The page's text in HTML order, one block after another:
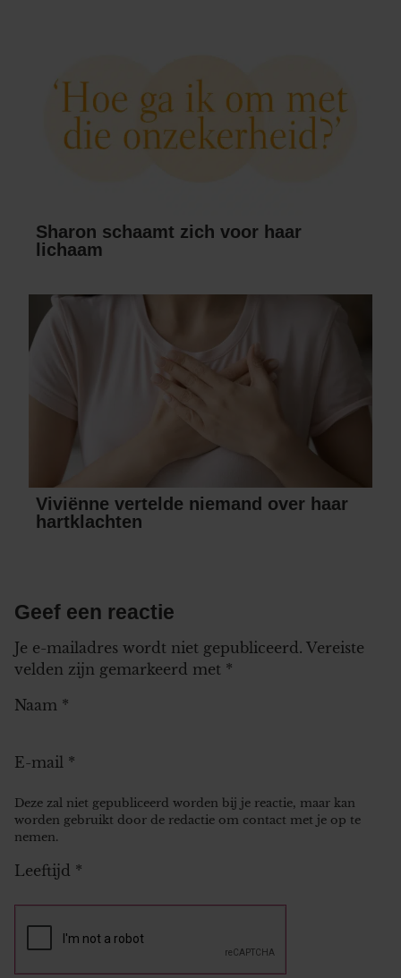
Sharon schaamt zich voor haar
lichaam
Viviënne vertelde niemand over haar
hartklachten
Geef een reactie
Je e-mailadres wordt niet gepubliceerd. Vereiste
velden zijn gemarkeerd met *
Naam *
E-mail *
Deze zal niet gepubliceerd worden bij je reactie, maar kan
worden gebruikt door de redactie om contact met je op te
nemen.
Leeftijd *